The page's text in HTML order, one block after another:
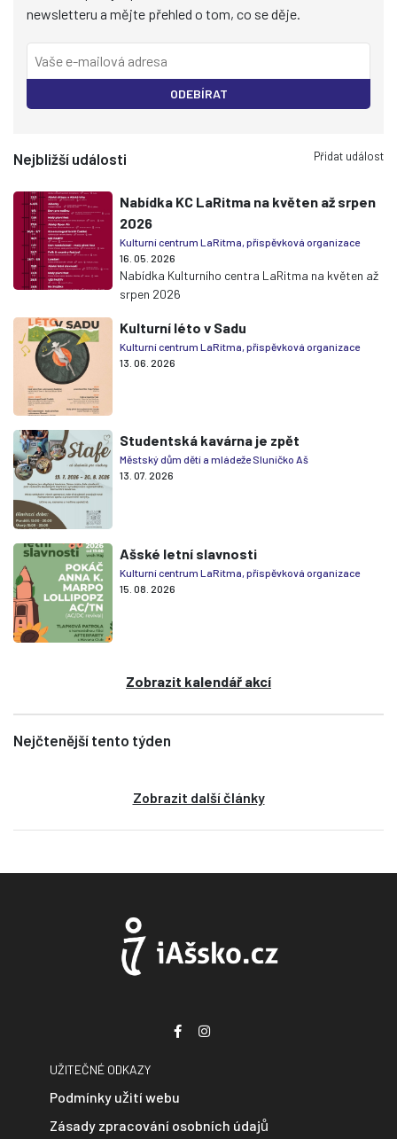
newsletteru a mějte přehled o tom, co se děje.
ODEBÍRAT
Nejbližší události Přidat událost
Nabídka KC LaRitma na květen až srpen
2026
Kulturní centrum LaRitma, příspěvková organizace
16. 05. 2026
Nabídka Kulturního centra LaRitma na květen až
srpen 2026
Kulturní léto v Sadu
Kulturní centrum LaRitma, příspěvková organizace
13. 06. 2026
Studentská kavárna je zpět
Městský dům dětí a mládeže Sluníčko Aš
13. 07. 2026
Ašské letní slavnosti
Kulturní centrum LaRitma, příspěvková organizace
15. 08. 2026
Zobrazit kalendář akcí
Nejčtenější tento týden
Zobrazit další články
UŽITEČNÉ ODKAZY
Podmínky užití webu
Zásady zpracování osobních údajů